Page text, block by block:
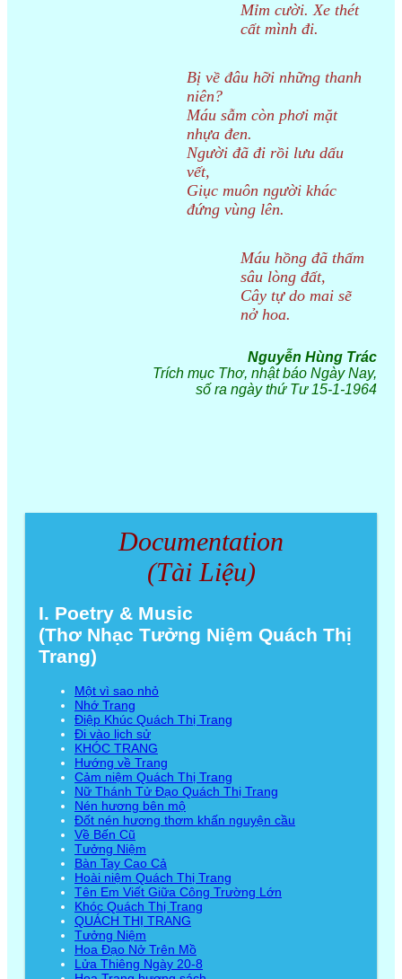
Mỉm cười. Xe thét
cất mình đi.
Bị về đâu hỡi những thanh
niên?
Máu sẫm còn phơi mặt
nhựa đen.
Người đã đi rồi lưu dấu
vết,
Giục muôn người khác
đứng vùng lên.
Máu hồng đã thấm
sâu lòng đất,
Cây tự do mai sẽ
nở hoa.
Nguyễn Hùng Trác
Trích mục Thơ, nhật báo Ngày Nay,
số ra ngày thứ Tư 15-1-1964
Documentation
(Tài Liệu)
I. Poetry & Music
(Thơ Nhạc Tưởng Niệm Quách Thị
Trang)
Một vì sao nhỏ
Nhớ Trang
Điệp Khúc Quách Thị Trang
Đi vào lịch sử
KHÓC TRANG
Hướng về Trang
Cảm niệm Quách Thị Trang
Nữ Thánh Tử Đạo Quách Thị Trang
Nén hương bên mộ
Đốt nén hương thơm khấn nguyện cầu
Về Bến Cũ
Tưởng Niệm
Bàn Tay Cao Cả
Hoài niệm Quách Thị Trang
Tên Em Viết Giữa Công Trường Lớn
Khóc Quách Thị Trang
QUÁCH THỊ TRANG
Tưởng Niệm
Hoa Đạo Nở Trên Mồ
Lửa Thiêng Ngày 20-8